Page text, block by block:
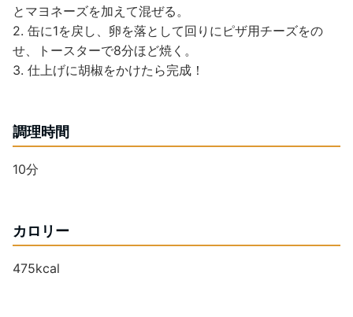
とマヨネーズを加えて混ぜる。
2. 缶に1を戻し、卵を落として回りにピザ用チーズをの
せ、トースターで8分ほど焼く。
3. 仕上げに胡椒をかけたら完成！
調理時間
10分
カロリー
475kcal